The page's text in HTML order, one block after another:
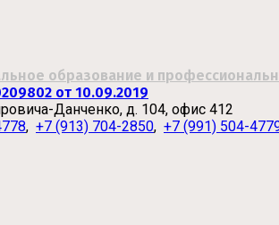
образование и
от 10.09.2019
Данченко, д. 104, офис 412
, +7 (913) 704-2850, +7 (991) 504-